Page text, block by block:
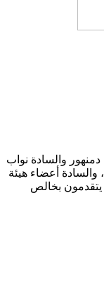
الأستاذ الدكتور / إلهامي ترابيس - رئيس جامعة دمنهور والسادة نواب
رئيس الجامعة، والسادة عمداء ووكلاء الكليات، والسادة أعضاء هيئة
التدريس والهيئة المعاونة، والعاملين والطلاب، يتقدمون بخالص